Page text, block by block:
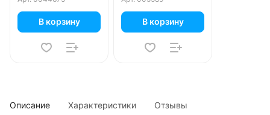
В корзину В корзину
Описание Характеристики Отзывы